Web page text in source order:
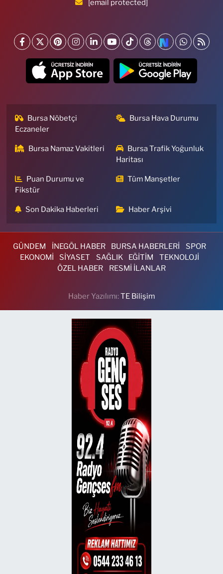
[email protected]
Bursa Nöbetçi
Eczaneler
Bursa Hava Durumu
Bursa Namaz Vakitleri
Bursa Trafik Yoğunluk
Haritası
Puan Durumu ve
Fikstür
Tüm Manşetler
Son Dakika Haberleri Haber Arşivi
GÜNDEM İNEGÖL HABER BURSA HABERLERİ
SPOR
EKONOMİ
SİYASET SAĞLIK EĞİTİM
TEKNOLOJİ
ÖZEL HABER
RESMİ İLANLAR
Haber Yazılımı:TE Bilişim